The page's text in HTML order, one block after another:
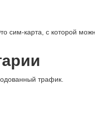
карта, с которой
трафик.